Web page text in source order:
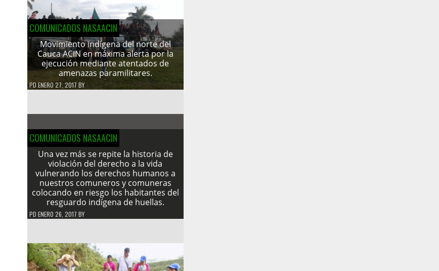
COMUNICADOS NASAACIN
Movimiento indígena del norte del
Cauca ACIN en máxima alerta por la
ejecución mediante atentados de
amenazas paramilitares.
PD ENERO 27, 2017 BY
COMUNICADOS NASAACIN
Una vez más se repite la historia de
violación del derecho a la vida
vulnerando los derechos humanos a
nuestros comuneros y comuneras
colocando en riesgo los habitantes del
resguardo indígena de huellas.
PD ENERO 26, 2017 BY